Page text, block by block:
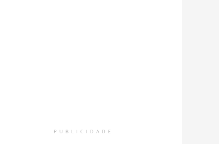
PUBLICIDADE